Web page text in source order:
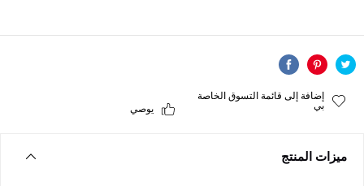
إضافة إلى قائمة التسوق الخاصة
بي
يوصي
ميزات المنتج